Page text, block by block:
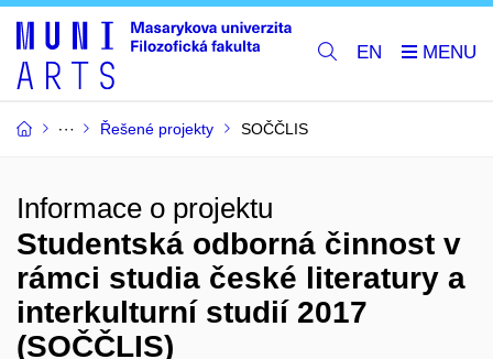
EN
Řešené projekty SOČČLIS
Informace o projektu
Studentská odborná činnost v
rámci studia české literatury a
interkulturní studií 2017
(SOČČLIS)